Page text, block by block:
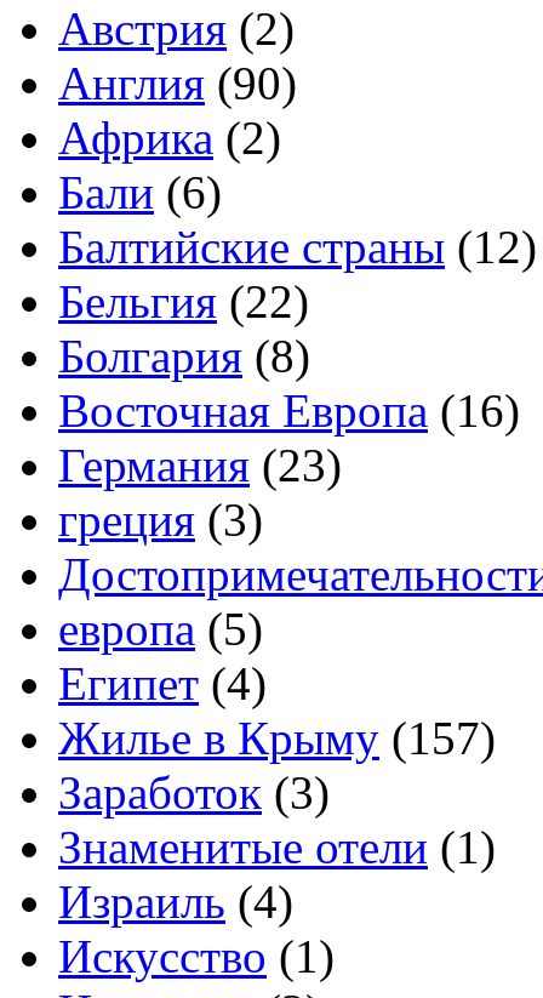
Австрия (2)
Англия (90)
Африка (2)
Бали (6)
Балтийские страны (12)
Бельгия (22)
Болгария (8)
Восточная Европа (16)
Германия (23)
греция (3)
европа (5)
Египет (4)
Жилье в Крыму (157)
Заработок (3)
Знаменитые отели (1)
Израиль (4)
Искусство (1)